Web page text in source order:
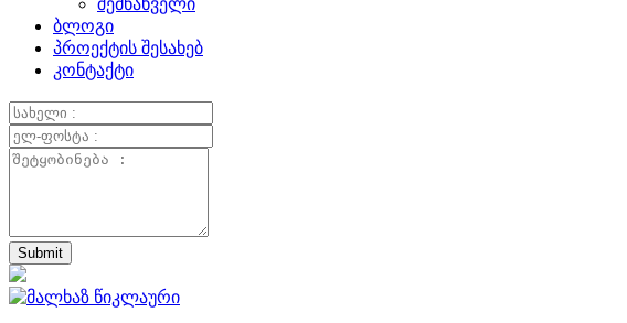
ბლოგი
პროექტის შესახებ
კონტაქტი